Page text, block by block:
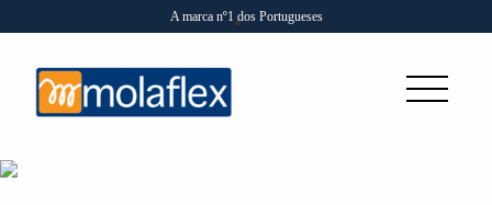
A marca nº1 dos Portugueses